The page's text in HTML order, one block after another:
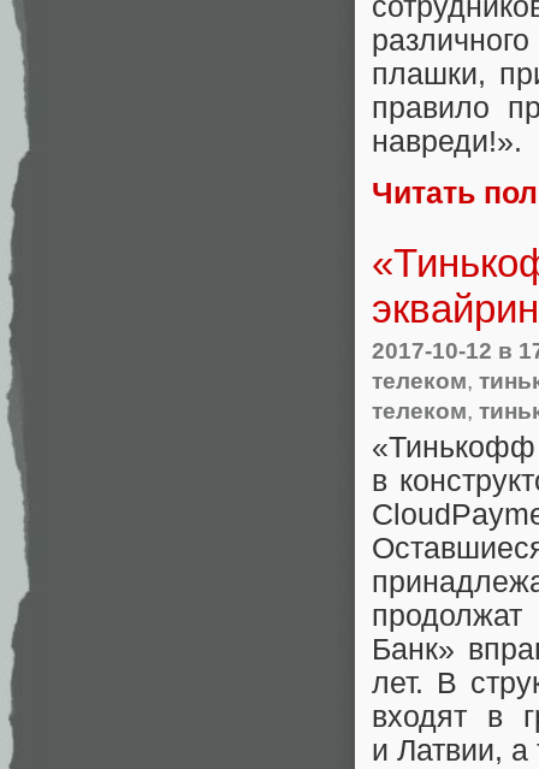
плашки,
правило
навреди!».
Читать
2017-10-12 в
телеком,
телеком,
«
в
Банк»
лет. В
входят в
и Латвии, а